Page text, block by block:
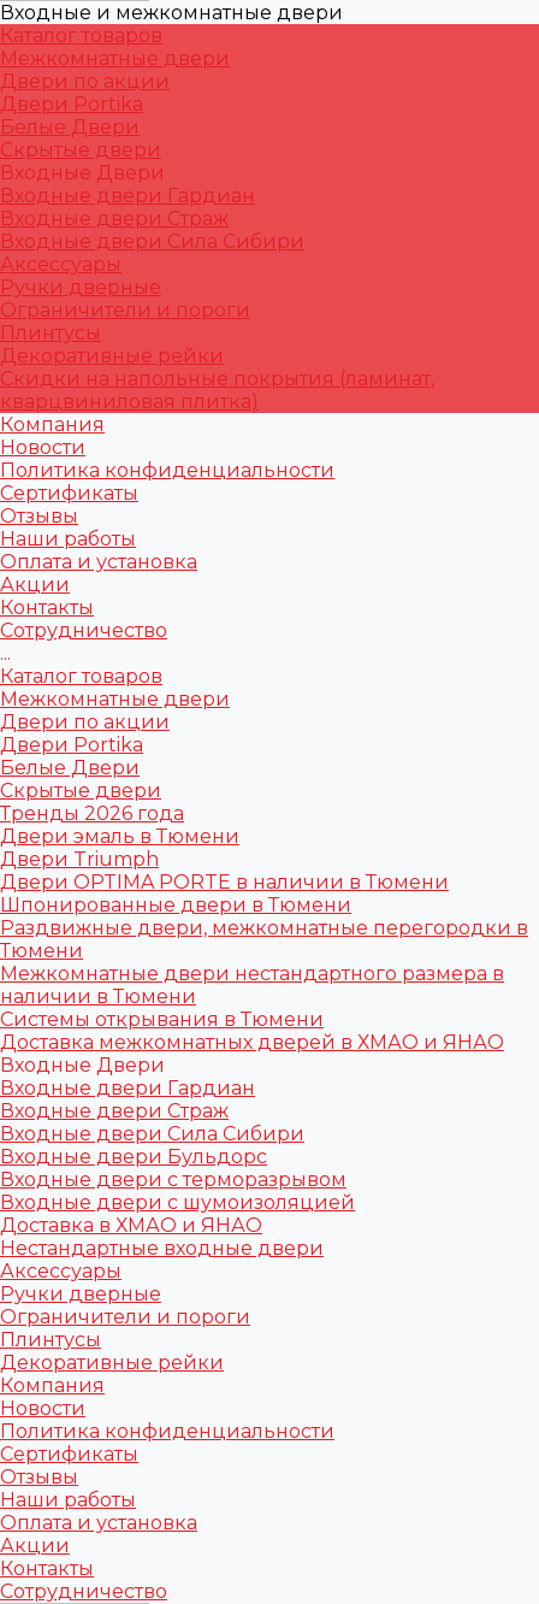
Входные и межкомнатные двери
Каталог товаров
Межкомнатные двери
Двери по акции
Двери Portika
Белые Двери
Скрытые двери
Входные Двери
Входные двери Гардиан
Входные двери Страж
Входные двери Сила Сибири
Аксессуары
Ручки дверные
Ограничители и пороги
Плинтусы
Декоративные рейки
Скидки на напольные покрытия (ламинат,
кварцвиниловая плитка)
Компания
Новости
Политика конфиденциальности
Сертификаты
Отзывы
Наши работы
Оплата и установка
Акции
Контакты
Сотрудничество
...
Каталог товаров
Межкомнатные двери
Двери по акции
Двери Portika
Белые Двери
Скрытые двери
Тренды 2026 года
Двери эмаль в Тюмени
Двери Triumph
Двери OPTIMA PORTE в наличии в Тюмени
Шпонированные двери в Тюмени
Раздвижные двери, межкомнатные перегородки в
Тюмени
Межкомнатные двери нестандартного размера в
наличии в Тюмени
Системы открывания в Тюмени
Доставка межкомнатных дверей в ХМАО и ЯНАО
Входные Двери
Входные двери Гардиан
Входные двери Страж
Входные двери Сила Сибири
Входные двери Бульдорс
Входные двери с терморазрывом
Входные двери с шумоизоляцией
Доставка в ХМАО и ЯНАО
Нестандартные входные двери
Аксессуары
Ручки дверные
Ограничители и пороги
Плинтусы
Декоративные рейки
Компания
Новости
Политика конфиденциальности
Сертификаты
Отзывы
Наши работы
Оплата и установка
Акции
Контакты
Сотрудничество